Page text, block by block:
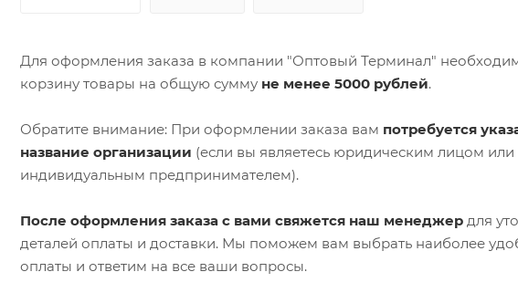
Для оформления заказа в компании "Оптовый Терминал"
корзину товары на общую сумму не менее 5000 рублей.
Обратите внимание: При оформлении заказа вам потребуется
название организации (если вы являетесь юридическим лицом или
индивидуальным предпринимателем).
После оформления заказа с вами свяжется наш менеджер для
деталей оплаты и доставки. Мы поможем вам выбрать наиболее
оплаты и ответим на все ваши вопросы.